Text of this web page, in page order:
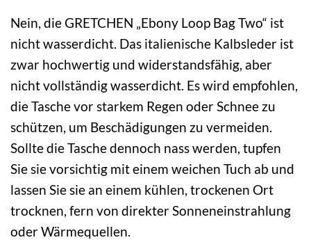
Nein, die GRETCHEN „Ebony Loop Bag Two“ ist
nicht wasserdicht. Das italienische Kalbsleder ist
zwar hochwertig und widerstandsfähig, aber
nicht vollständig wasserdicht. Es wird empfohlen,
die Tasche vor starkem Regen oder Schnee zu
schützen, um Beschädigungen zu vermeiden.
Sollte die Tasche dennoch nass werden, tupfen
Sie sie vorsichtig mit einem weichen Tuch ab und
lassen Sie sie an einem kühlen, trockenen Ort
trocknen, fern von direkter Sonneneinstrahlung
oder Wärmequellen.